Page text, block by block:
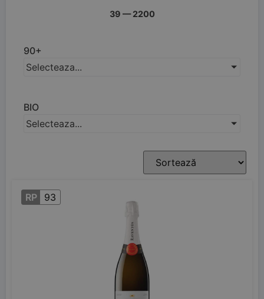
39 —2200
90+
Selecteaza...
BIO
Selecteaza...
RP 93